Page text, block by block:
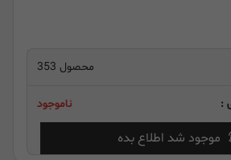
محصول 353
: ناموجود
موجود شد اطلاع بده